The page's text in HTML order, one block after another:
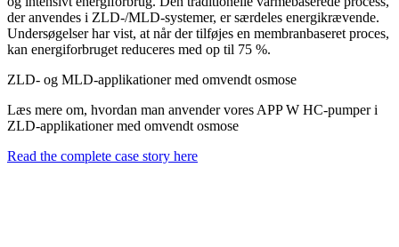
der anvendes i ZLD-/MLD-systemer, er særdeles energikrævende.
Undersøgelser har vist, at når der tilføjes en membranbaseret proces,
kan energiforbruget reduceres med op til 75 %.
ZLD- og MLD-applikationer med omvendt osmose
Læs mere om, hvordan man anvender vores APP W HC-pumper i
ZLD-applikationer med omvendt osmose
Read the complete case story here